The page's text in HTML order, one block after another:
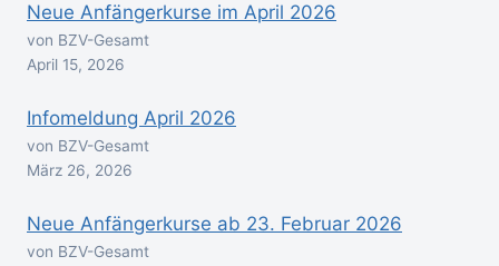
Neue Anfängerkurse im April 2026
von BZV-Gesamt
April 15, 2026
Infomeldung April 2026
von BZV-Gesamt
März 26, 2026
Neue Anfängerkurse ab 23. Februar 2026
von BZV-Gesamt